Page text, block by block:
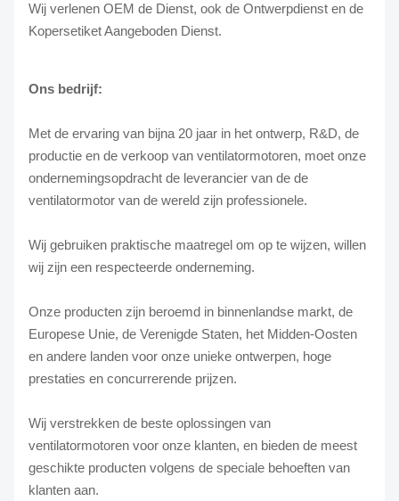
Wij verlenen OEM de Dienst, ook de Ontwerpdienst en de
Kopersetiket Aangeboden Dienst.
Ons bedrijf:
Met de ervaring van bijna 20 jaar in het ontwerp, R&D, de
productie en de verkoop van ventilatormotoren, moet onze
ondernemingsopdracht de leverancier van de de
ventilatormotor van de wereld zijn professionele.
Wij gebruiken praktische maatregel om op te wijzen, willen
wij zijn een respecteerde onderneming.
Onze producten zijn beroemd in binnenlandse markt, de
Europese Unie, de Verenigde Staten, het Midden-Oosten
en andere landen voor onze unieke ontwerpen, hoge
prestaties en concurrerende prijzen.
Wij verstrekken de beste oplossingen van
ventilatormotoren voor onze klanten, en bieden de meest
geschikte producten volgens de speciale behoeften van
klanten aan.